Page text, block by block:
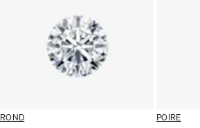
ROND POIRE